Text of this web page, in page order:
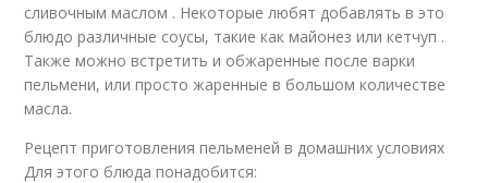
сливочным маслом . Некоторые любят добавлять в это
блюдо различные соусы, такие как майонез или кетчуп .
Также можно встретить и обжаренные после варки
пельмени, или просто жаренные в большом количестве
масла.
Рецепт приготовления пельменей в домашних условиях
Для этого блюда понадобится: